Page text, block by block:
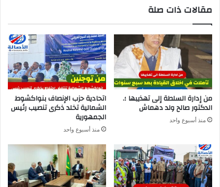
مقالات ذات صلة
من إدارة السلطة إلى تهذيبها ؛.
الدكتور صالح ولد دهماش
منذ أسبوع واحد
اتحادية حزب الإنصاف بنواكشوط
الشمالية تخلد ذكرى تنصيب رئيس
الجمهورية
منذ أسبوع واحد